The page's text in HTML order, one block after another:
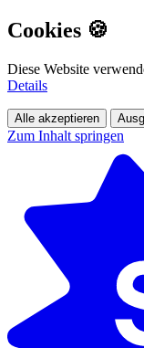
Cookies 🍪
Diese Website
Details
Alle akzeptieren
Zum Inhalt springen